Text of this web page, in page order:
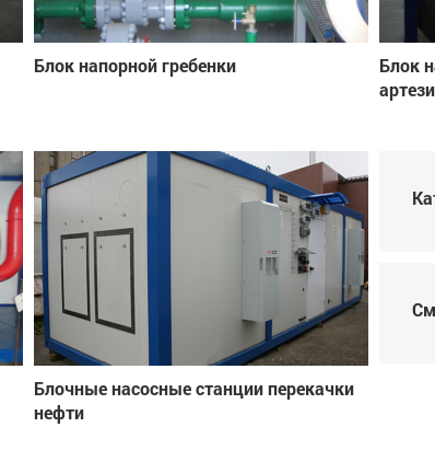
Блок напорной гребенки
Блок
Блочные насосные станции перекачки
нефти